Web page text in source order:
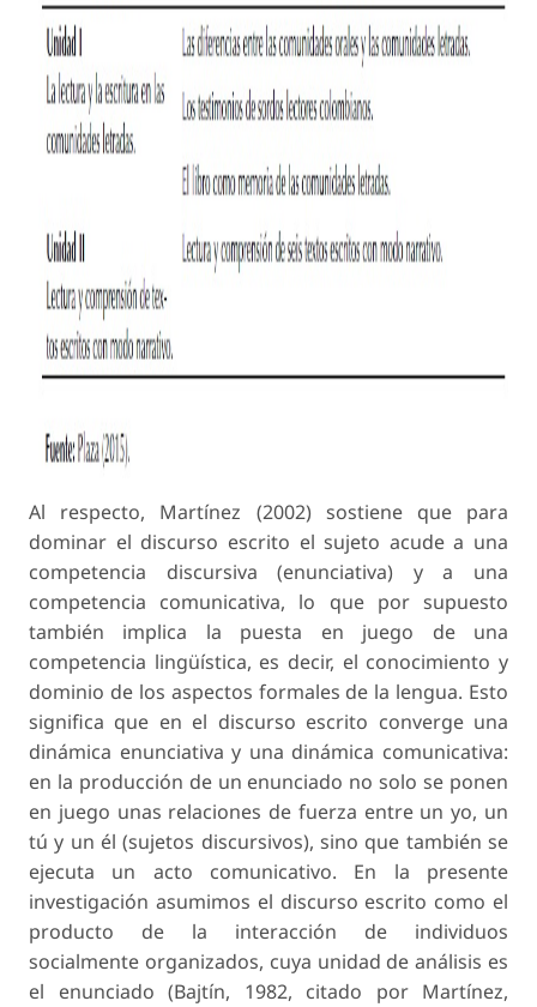
Al respecto, Martínez (2002) sostiene que para
dominar el discurso escrito el sujeto acude a una
competencia discursiva (enunciativa) y a una
competencia comunicativa, lo que por supuesto
también implica la puesta en juego de una
competencia lingüística, es decir, el conocimiento y
dominio de los aspectos formales de la lengua. Esto
significa que en el discurso escrito converge una
dinámica enunciativa y una dinámica comunicativa:
en la producción de un enunciado no solo se ponen
en juego unas relaciones de fuerza entre un yo, un
tú y un él (sujetos discursivos), sino que también se
ejecuta un acto comunicativo. En la presente
investigación asumimos el discurso escrito como el
producto de la interacción de individuos
socialmente organizados, cuya unidad de análisis es
el enunciado (Bajtín, 1982, citado por Martínez,